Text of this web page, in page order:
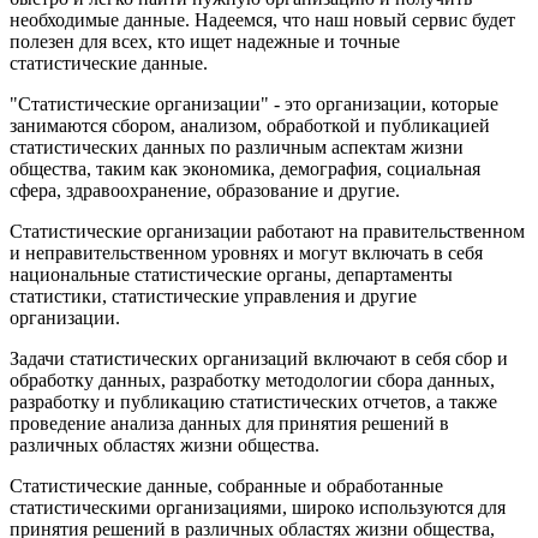
необходимые данные. Надеемся, что наш новый сервис будет
полезен для всех, кто ищет надежные и точные
статистические данные.
"Статистические организации" - это организации, которые
занимаются сбором, анализом, обработкой и публикацией
статистических данных по различным аспектам жизни
общества, таким как экономика, демография, социальная
сфера, здравоохранение, образование и другие.
Статистические организации работают на правительственном
и неправительственном уровнях и могут включать в себя
национальные статистические органы, департаменты
статистики, статистические управления и другие
организации.
Задачи статистических организаций включают в себя сбор и
обработку данных, разработку методологии сбора данных,
разработку и публикацию статистических отчетов, а также
проведение анализа данных для принятия решений в
различных областях жизни общества.
Статистические данные, собранные и обработанные
статистическими организациями, широко используются для
принятия решений в различных областях жизни общества,